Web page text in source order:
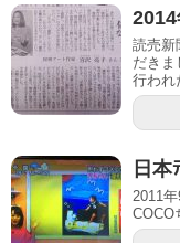
読売新
だき
行われ
日本
2011
COCO